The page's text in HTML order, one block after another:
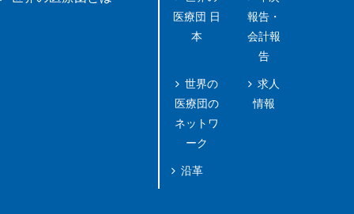
医療団 日
本
世界の
医療団の
ネットワ
ーク
沿革
報告・
会計報
告
求人
情報